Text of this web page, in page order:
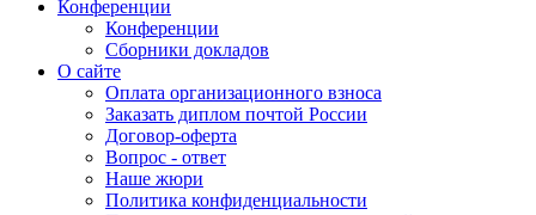
Конференции
Конференции
Сборники докладов
О сайте
Оплата организационного взноса
Заказать диплом почтой России
Договор-оферта
Вопрос - ответ
Наше жюри
Политика конфиденциальности